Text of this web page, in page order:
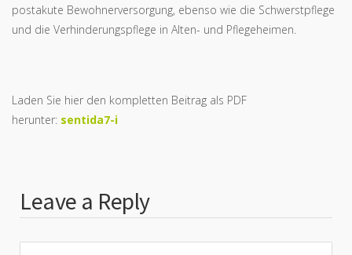
postakute Bewohnerversorgung, ebenso wie die Schwerstpflege
und die Verhinderungspflege in Alten- und Pflegeheimen.
Laden Sie hier den kompletten Beitrag als PDF
herunter: sentida7-i
Leave a Reply